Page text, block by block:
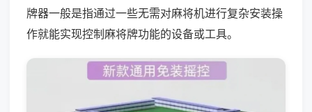
牌器一般是指通过一些无需对麻将机进行复杂安装操
作就能实现控制麻将牌功能的设备或工具。